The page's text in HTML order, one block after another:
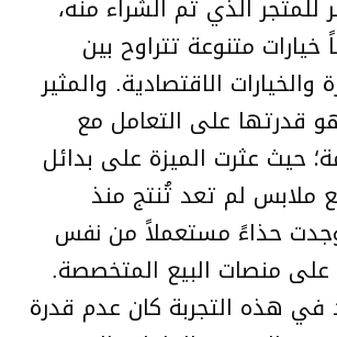
للمتجر الذي تم الشراء منه،
متنوعة تتراوح بين
والخيارات الاقتصادية. والمثير
قدرتها على التعامل مع
حيث عثرت الميزة على بدائل
لم تعد تُنتج منذ
حذاءً مستعملاً من نفس
على منصات البيع المتخصصة.
في هذه التجربة كان عدم قدرة